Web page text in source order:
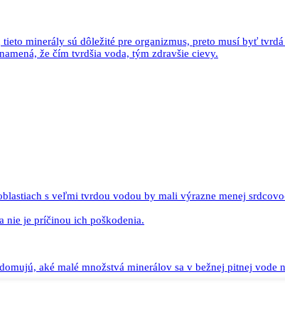
minerály sú dôležité pre organizmus, preto musí byť
že čím tvrdšia voda, tým zdravšie cievy.
s veľmi tvrdou vodou by mali výrazne menej
nie je príčinou ich poškodenia.
aké malé množstvá minerálov sa v bežnej pitnej vode